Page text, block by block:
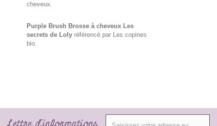
cheveux.
Purple Brush Brosse à cheveux Les
secrets de Loly référencé par Les copines
bio.